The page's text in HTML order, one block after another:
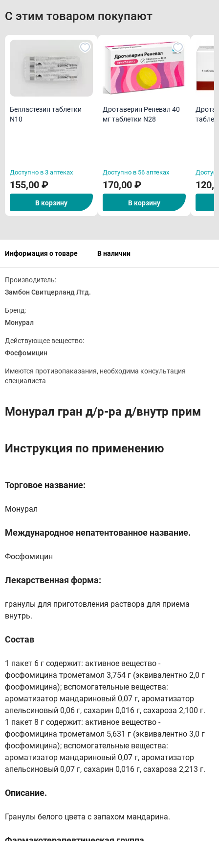
С этим товаром покупают
Белластезин таблетки
N10
Доступно в 3 аптеках
155,00 ₽
В корзину
Дротаверин Реневал 40
мг таблетки N28
Доступно в 56 аптеках
170,00 ₽
В корзину
Информация о товаре В наличии
Производитель:
Замбон Свитцерланд Лтд.
Бренд:
Монурал
Действующее вещество:
Фосфомицин
Имеются противопаказания, необходима консультация
специалиста
Монурал гран д/р-ра д/внутр прим
Инструкция по применению
Торговое название:
Монурал
Международное непатентованное название.
Фосфомицин
Лекарственная форма:
гранулы для приготовления раствора для приема
внутрь.
Состав
1 пакет 6 г содержит: активное вещество -
фосфомицина трометамол 3,754 г (эквивалентно 2,0 г
фосфомицина); вспомогательные вещества:
ароматизатор мандариновый 0,07 г, ароматизатор
апельсиновый 0,06 г, сахарин 0,016 г, сахароза 2,100 г.
1 пакет 8 г содержит: активное вещество -
фосфомицина трометамол 5,631 г (эквивалентно 3,0 г
фосфомицина); вспомогательные вещества:
ароматизатор мандариновый 0,07 г, ароматизатор
апельсиновый 0,07 г, сахарин 0,016 г, сахароза 2,213 г.
Описание.
Гранулы белого цвета с запахом мандарина.